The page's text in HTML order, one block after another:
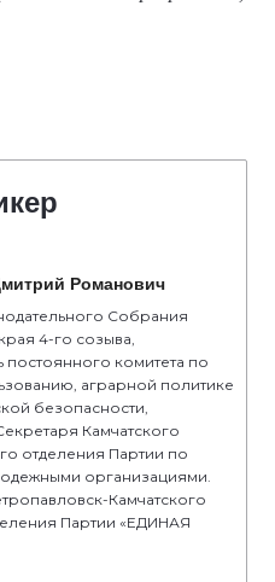
Романович
Собрания
4-го созыва,
постоянного комитета по
аграрной политике
безопасности,
Камчатского
отделения Партии по
организациями.
Камчатского
Партии «ЕДИНАЯ